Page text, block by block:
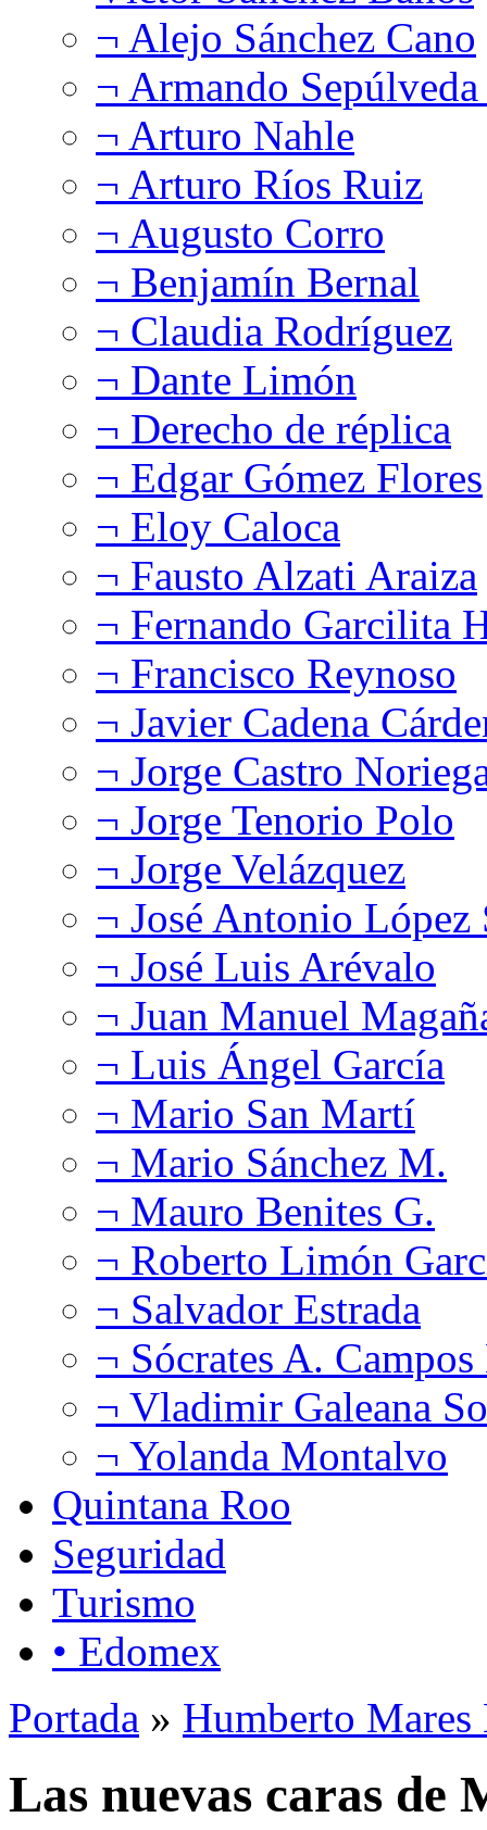
¬ Alejo Sánchez Cano
¬ Armando
¬ Arturo Nahle
¬ Arturo Ríos Ruiz
¬ Augusto Corro
¬ Benjamín Bernal
¬ Claudia Rodríguez
¬ Dante Limón
¬ Derecho de réplica
¬ Edgar Gómez Flores
¬ Eloy Caloca
¬ Fausto Alzati Araiza
¬ Fernando Garcilita
¬ Francisco Reynoso
¬ Javier Cadena
¬ Jorge Castro
¬ Jorge Tenorio Polo
¬ Jorge Velázquez
¬ José Antonio López
¬ José Luis Arévalo
¬ Juan Manuel
¬ Luis Ángel García
¬ Mario San Martí
¬ Mario Sánchez M.
¬ Mauro Benites G.
¬ Roberto Limón
¬ Salvador Estrada
¬ Sócrates A.
¬ Vladimir Galeana
¬ Yolanda Montalvo
Quintana Roo
Seguridad
Turismo
• Edomex
Portada » Humberto Mares
Las nuevas caras de